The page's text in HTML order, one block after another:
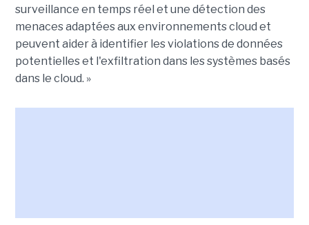
surveillance en temps réel et une détection des
menaces adaptées aux environnements cloud et
peuvent aider à identifier les violations de données
potentielles et l'exfiltration dans les systèmes basés
dans le cloud. »